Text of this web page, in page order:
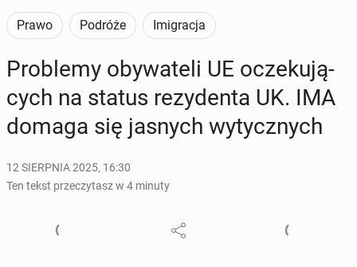
Prawo Podróże Imigracja
Pro­ble­my oby­wa­te­li UE ocze­ku­ją­
cych na status re­zy­den­ta UK. IMA
domaga się jasnych wy­tycz­nych
12 SIERPNIA 2025, 16:30
Ten tekst przeczytasz w 4 minuty